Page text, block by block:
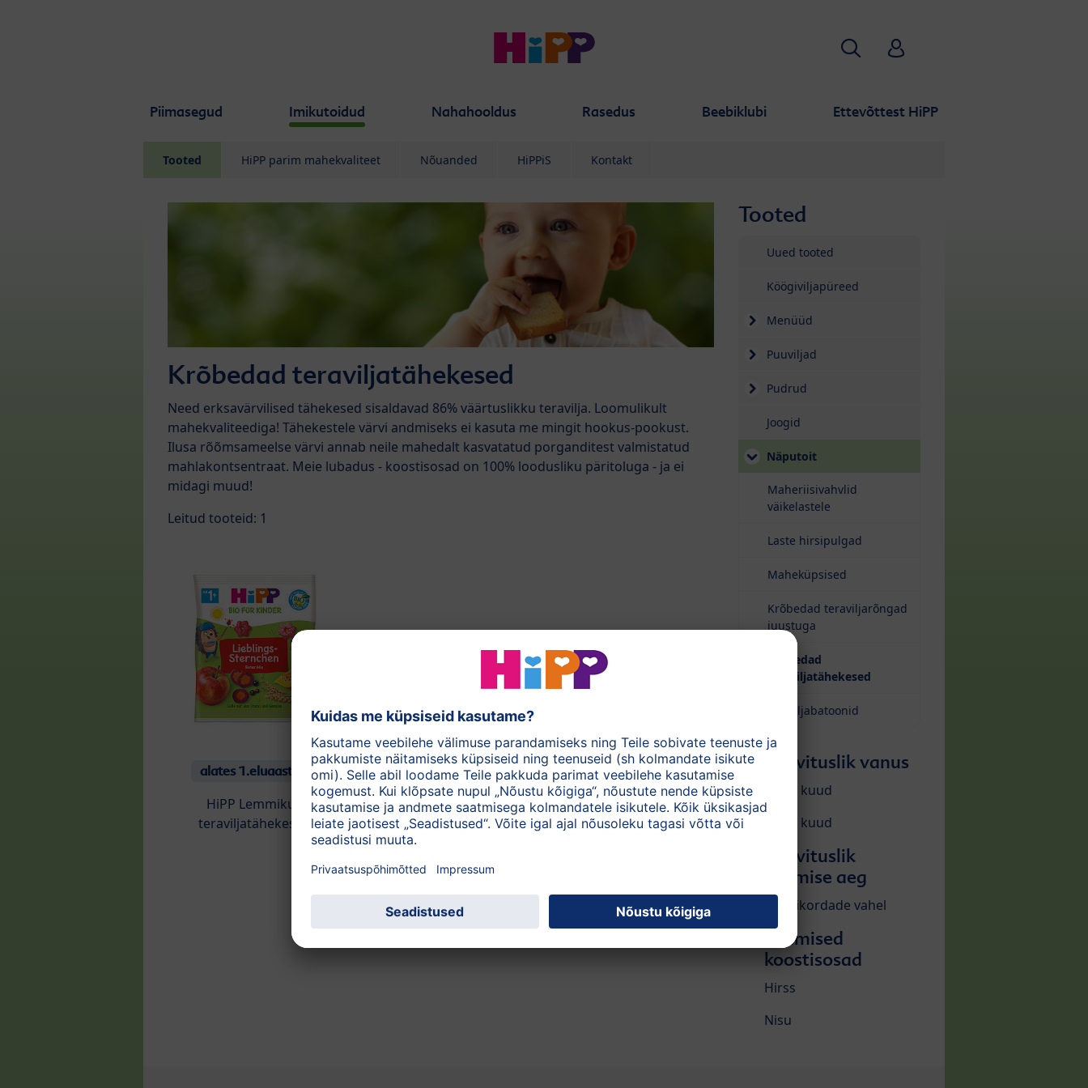
Piimasegud Imikutoidud Nahahooldus Rasedus Beebiklubi Ettevõttest HiPP
Otsi HiPP Babyclub
Tooted HiPP parim mahekvaliteet Nõuanded HiPPiS Kontakt
Jäta tooteloend vahele
Tooted
Uued tooted
Köögiviljapüreed
Menüüd
Puuviljad
Pudrud
Joogid
Näputoit
Maheriisivahvlid
väikelastele
Laste hirsipulgad
Maheküpsised
Krõbedad teraviljarõngad
juustuga
Krõbedad
teraviljatähekesed
Puuviljabatoonid
Soovituslik vanus
12-24 kuud
24-36 kuud
Soovituslik
söömise aeg
Söögikordade vahel
Peamised
koostisosad
Hirss
Nisu
Krõbedad teraviljatähekesed
Need erksavärvilised tähekesed sisaldavad 86% väärtuslikku teravilja. Loomulikult
mahekvaliteediga! Tähekestele värvi andmiseks ei kasuta me mingit hookus-pookust.
Ilusa rõõmsameelse värvi annab neile mahedalt kasvatatud porganditest valmistatud
mahlakontsentraat. Meie lubadus - koostisosad on 100% loodusliku päritoluga - ja ei
midagi muud!
Leitud tooteid: 1
alates 1.eluaastast
HiPP Lemmikud
teraviljatähekesed